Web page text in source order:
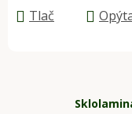
Tlač